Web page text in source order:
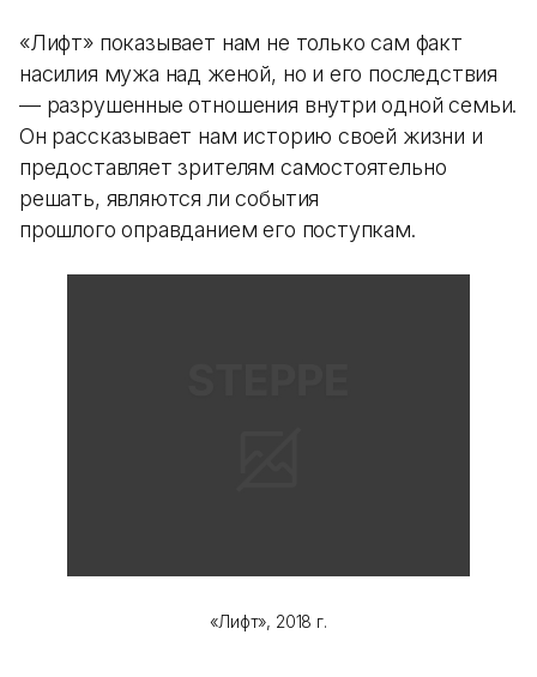
«Лифт» показывает нам не только сам факт
насилия мужа над женой, но и его последствия
— разрушенные отношения внутри одной семьи.
Он рассказывает нам историю своей жизни и
предоставляет зрителям самостоятельно
решать, являются ли события
прошлого оправданием его поступкам.
«Лифт», 2018 г.